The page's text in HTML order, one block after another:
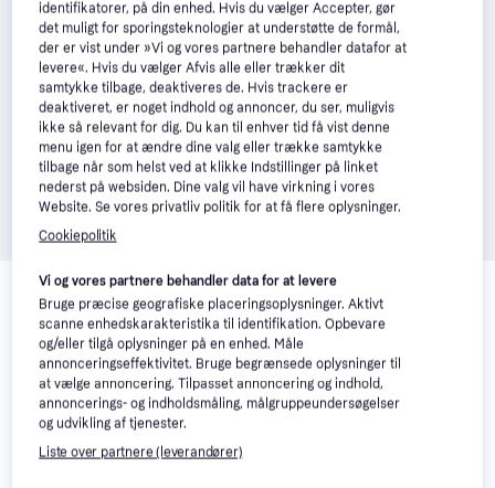
Relaterede produkter
Se vores forslag til andre produkter, der matcher dine
interesser. Vis alle
identifikatorer, på din enhed. Hvis du vælger Accepter, gør
det muligt for sporingsteknologier at understøtte de formål,
der er vist under »Vi og vores partnere behandler datafor at
levere«. Hvis du vælger Afvis alle eller trækker dit
samtykke tilbage, deaktiveres de. Hvis trackere er
deaktiveret, er noget indhold og annoncer, du ser, muligvis
ikke så relevant for dig. Du kan til enhver tid få vist denne
menu igen for at ændre dine valg eller trække samtykke
tilbage når som helst ved at klikke Indstillinger på linket
nederst på websiden. Dine valg vil have virkning i vores
Website. Se vores privatliv politik for at få flere oplysninger.
Cookiepolitik
Vi og vores partnere behandler data for at levere
Bruge præcise geografiske placeringsoplysninger. Aktivt
scanne enhedskarakteristika til identifikation. Opbevare
og/eller tilgå oplysninger på en enhed. Måle
annonceringseffektivitet. Bruge begrænsede oplysninger til
at vælge annoncering. Tilpasset annoncering og indhold,
annoncerings- og indholdsmåling, målgruppeundersøgelser
og udvikling af tjenester.
Liste over partnere (leverandører)